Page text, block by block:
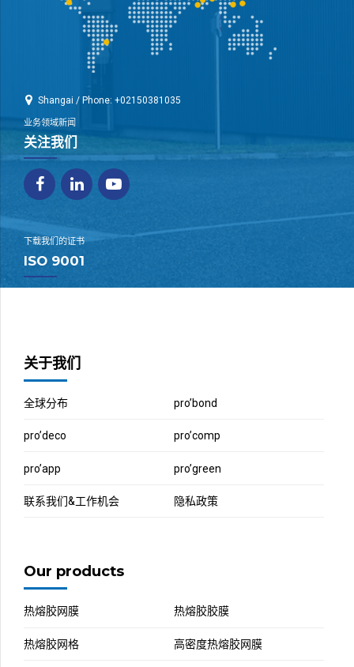
Shangai / Phone: +02150381035
业务领域新闻
关注我们
下载我们的证书
ISO 9001
关于我们
全球分布 pro’bond
pro’deco pro’comp
pro’app pro’green
联系我们&工作机会 隐私政策
Our products
热熔胶网膜 热熔胶胶膜
热熔胶网格 高密度热熔胶网膜